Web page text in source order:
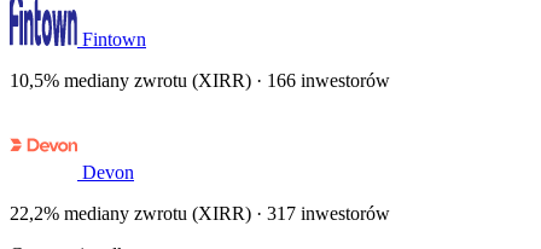
Fintown
10,5% mediany zwrotu (XIRR) · 166 inwestorów
Devon
22,2% mediany zwrotu (XIRR) · 317 inwestorów